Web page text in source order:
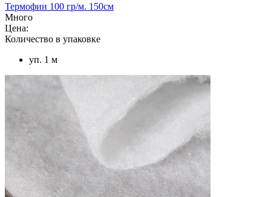
Термофин 100 гр/м. 150см
Много
Цена:
Количество в упаковке
уп. 1 м